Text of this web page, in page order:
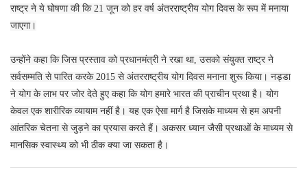
राष्ट्र ने ये घोषणा की कि 21 जून को हर वर्ष अंतरराष्ट्रीय योग दिवस के रूप में मनाया
जाएगा।
उन्होंने कहा कि जिस प्रस्ताव को प्रधानमंत्री ने रखा था, उसको संयुक्त राष्ट्र ने
सर्वसम्मति से पारित करके 2015 से अंतरराष्ट्रीय योग दिवस मनाना शुरू किया। नड्डा
ने योग के लाभ पर जोर देते हुए कहा कि योग हमारे भारत की प्राचीन प्रथा है। योग
केवल एक शारीरिक व्यायाम नहीं है। यह एक ऐसा मार्ग है जिसके माध्यम से हम अपनी
आंतरिक चेतना से जुड़ने का प्रयास करते हैं। अकसर ध्यान जैसी प्रथाओं के माध्यम से
मानसिक स्वास्थ्य को भी ठीक क्या जा सकता है।